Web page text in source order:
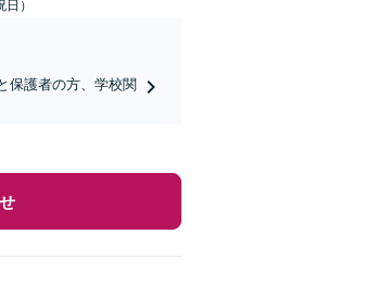
）
保護者の方、学校関